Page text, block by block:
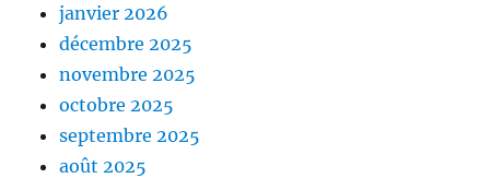
janvier 2026
décembre 2025
novembre 2025
octobre 2025
septembre 2025
août 2025